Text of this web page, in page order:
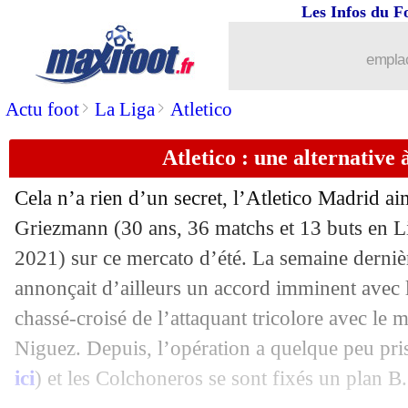
Actu foot> La Liga> Atletico
Les Infos du
Atletico : une alternative
Cela n’a rien d’un secret, l’Atletico Madrid
Griezmann (30 ans, 36 matchs et 13 buts en
2021) sur ce mercato d’été. La semaine
annonçait d’ailleurs un accord imminent
chassé-croisé de l’attaquant tricolore avec le
Niguez. Depuis, l’opération a quelque peu
ici) et les Colchoneros se sont fixés un plan B.
Arsenal : Sambi Lokonga a signé
19/07 Atletico: Griezmann, "tout est
: Eric Garcia, Koeman valide
19/07 Inter: les Nerazzurri poussent pour
19/07 Barça: le Bayern pense à Dest,
19/07 Strasbourg : Rebocho sur les tablettes
19/07 PSG: Sarabia-Correa, un échange
19/07 Francfort: pour Kolo Muani, Nantes